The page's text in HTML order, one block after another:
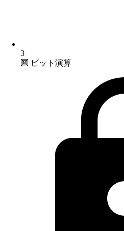
3
🔟 ビット演算